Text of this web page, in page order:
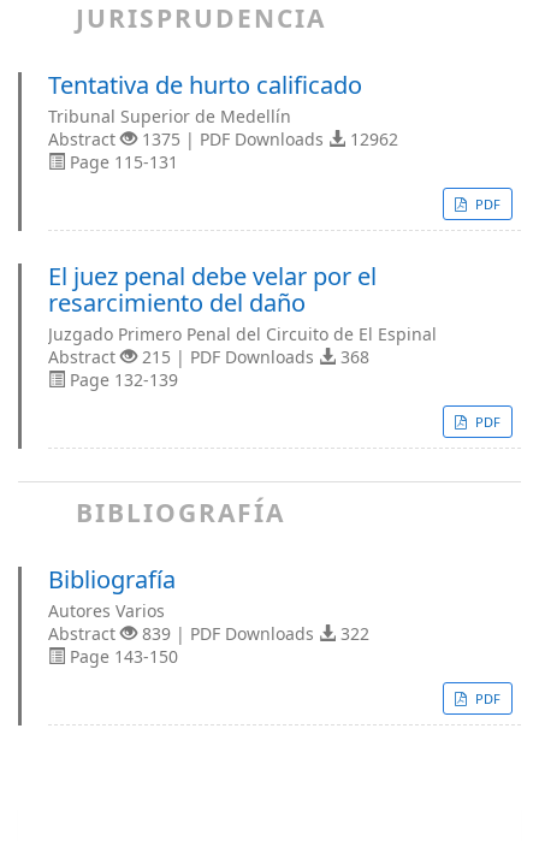
JURISPRUDENCIA
Tentativa de hurto calificado
Tribunal Superior de Medellín
Abstract
1375 | PDF Downloads
12962
Page 115-131
PDF
El juez penal debe velar por el
resarcimiento del daño
Juzgado Primero Penal del Circuito de El Espinal
Abstract
215 | PDF Downloads
368
Page 132-139
PDF
BIBLIOGRAFÍA
Bibliografía
Autores Varios
Abstract
839 | PDF Downloads
322
Page 143-150
PDF